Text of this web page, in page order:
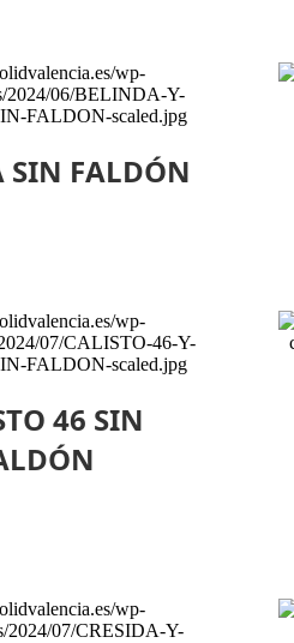
SIN FALDÓN
46 SIN